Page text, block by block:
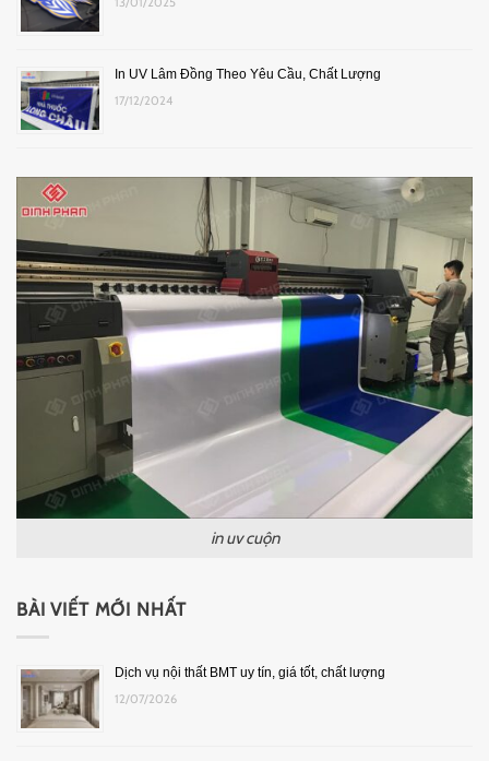
In UV Lâm Đồng Theo Yêu Cầu, Chất Lượng
17/12/2024
in uv cuộn
BÀI VIẾT MỚI NHẤT
Dịch vụ nội thất BMT uy tín, giá tốt, chất lượng
12/07/2026